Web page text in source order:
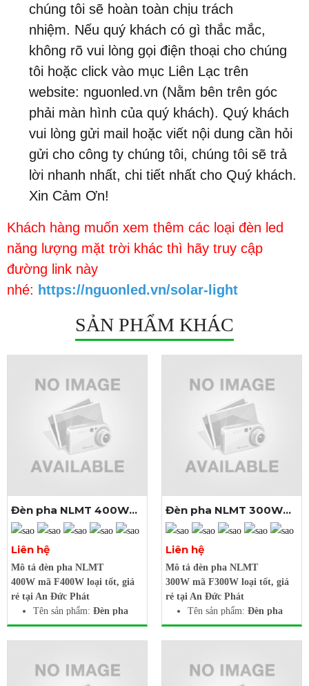
chúng tôi sẽ hoàn toàn chịu trách
nhiệm. Nếu quý khách có gì thắc mắc,
không rõ vui lòng gọi điện thoại cho chúng
tôi hoặc click vào mục Liên Lạc trên
website: nguonled.vn (Nằm bên trên góc
phải màn hình của quý khách). Quý khách
vui lòng gửi mail hoặc viết nội dung cần hỏi
gửi cho công ty chúng tôi, chúng tôi sẽ trả
lời nhanh nhất, chi tiết nhất cho Quý khách.
Xin Cảm Ơn!
Khách hàng muốn xem thêm các loại đèn led
năng lượng mặt trời khác thì hãy truy cập
đường link này
nhé: https://nguonled.vn/solar-light
SẢN PHẨM KHÁC
Xem thêm ảnh
Đèn pha NLMT 400W
mã F400W
Liên hệ
Mô tả đèn pha NLMT
400W mã F400W loại tốt, giá
rẻ tại An Đức Phát
Tên sản phẩm: Đèn pha
NLMT 400W mã F400W
Mã sản phẩm:F400W
Chip led: 828 led 3030
Xem thêm ảnh
Đèn pha NLMT 300W
mã F300W
Liên hệ
Mô tả đèn pha NLMT
300W mã F300W loại tốt, giá
rẻ tại An Đức Phát
Tên sản phẩm: Đèn pha
NLMT 300W mã F300W
Mã sản phẩm:F300W
Chip led: 608 led 3030